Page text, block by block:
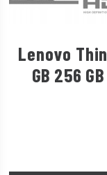
Lenovo
GB 256